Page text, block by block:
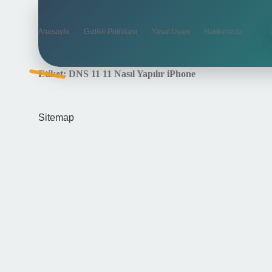
Anasayfa Gizlilik Politikası Yasal Uyarı Hakkımızda
Etiket: DNS 11 11 Nasıl Yapılır iPhone
Sitemap